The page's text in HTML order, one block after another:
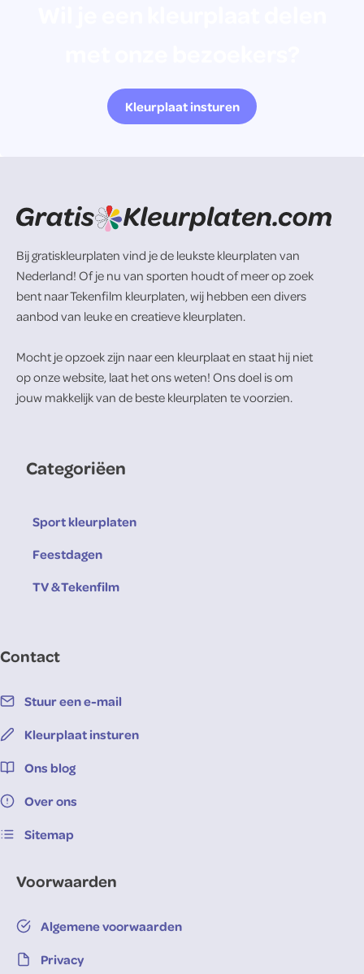
Kleurplaat insturen
Bij gratiskleurplaten vind je de leukste kleurplaten van
Nederland! Of je nu van sporten houdt of meer op zoek
bent naar Tekenfilm kleurplaten, wij hebben een divers
aanbod van leuke en creatieve kleurplaten.
Mocht je opzoek zijn naar een kleurplaat en staat hij niet
op onze website, laat het ons weten! Ons doel is om
jouw makkelijk van de beste kleurplaten te voorzien.
Categoriëen
Sport kleurplaten
Feestdagen
TV & Tekenfilm
Contact
Stuur een e-mail
Kleurplaat insturen
Ons blog
Over ons
Sitemap
Voorwaarden
Algemene voorwaarden
Privacy